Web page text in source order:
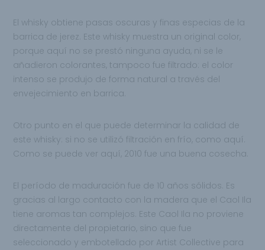
El whisky obtiene pasas oscuras y finas especias de la
barrica de jerez. Este whisky muestra un original color,
porque aquí no se prestó ninguna ayuda, ni se le
añadieron colorantes, tampoco fue filtrado: el color
intenso se produjo de forma natural a través del
envejecimiento en barrica.
Otro punto en el que puede determinar la calidad de
este whisky: si no se utilizó filtración en frío, como aquí.
Como se puede ver aquí, 2010 fue una buena cosecha.
El período de maduración fue de 10 años sólidos. Es
gracias al largo contacto con la madera que el Caol Ila
tiene aromas tan complejos. Este Caol Ila no proviene
directamente del propietario, sino que fue
seleccionado y embotellado por Artist Collective para